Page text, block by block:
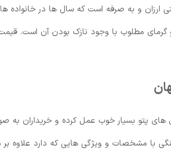
ارزان و به صرفه است که سال ها در خانواده
مطلوب با وجود نازک بودن آن است. قیمت
پتو بسیار خوب عمل کرده و خریداران به
با مشخصات و ویژگی هایی که دارد علاوه